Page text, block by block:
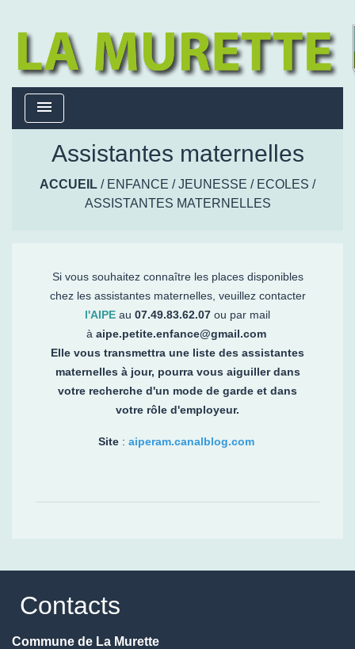
menu
Assistantes maternelles
ACCUEIL / ENFANCE / JEUNESSE / ECOLES /
ASSISTANTES MATERNELLES
Si vous souhaitez connaître les places disponibles
chez les assistantes maternelles, veuillez contacter
l'AIPE au 07.49.83.62.07 ou par mail
à aipe.petite.enfance@gmail.com
Elle vous transmettra une liste des assistantes
maternelles à jour, pourra vous aiguiller dans
votre recherche d'un mode de garde et dans
votre rôle d'employeur.
Site : aiperam.canalblog.com
Contacts
Commune de La Murette